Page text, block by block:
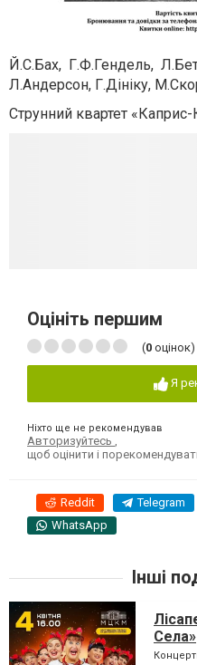
Й.С.Бах, Г.Ф.Гендель,
Л.Андерсон, Г.Дініку,
Струнний квартет «Каприс-
Оцініть першим
(0 оцінок)
Я
Ніхто ще не рекомендував
Авторизуйтесь
щоб оцінити і
Reddit Telegram
WhatsApp
Інші
Села»